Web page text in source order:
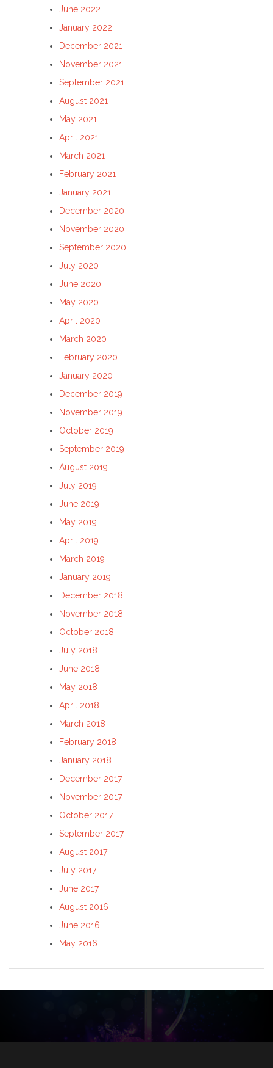
June 2022
January 2022
December 2021
November 2021
September 2021
August 2021
May 2021
April 2021
March 2021
February 2021
January 2021
December 2020
November 2020
September 2020
July 2020
June 2020
May 2020
April 2020
March 2020
February 2020
January 2020
December 2019
November 2019
October 2019
September 2019
August 2019
July 2019
June 2019
May 2019
April 2019
March 2019
January 2019
December 2018
November 2018
October 2018
July 2018
June 2018
May 2018
April 2018
March 2018
February 2018
January 2018
December 2017
November 2017
October 2017
September 2017
August 2017
July 2017
June 2017
August 2016
June 2016
May 2016